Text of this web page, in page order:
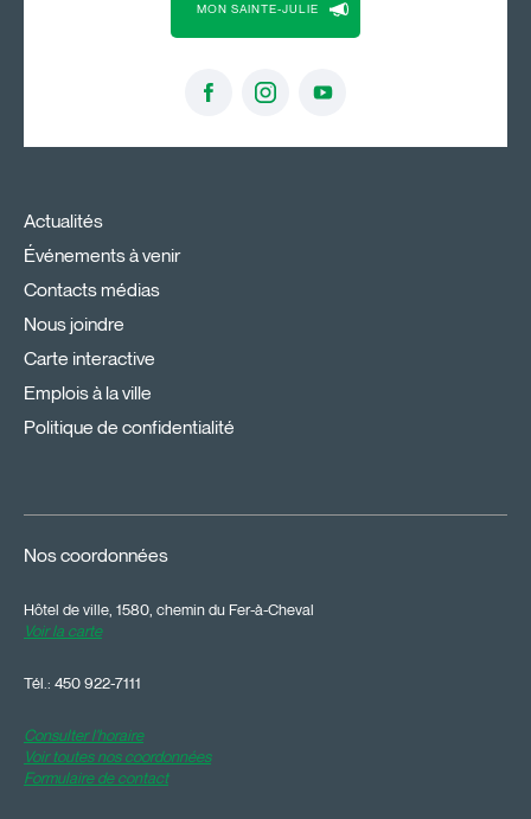
MON SAINTE-JULIE
Actualités
Événements à venir
Contacts médias
Nous joindre
Carte interactive
Emplois à la ville
Politique de confidentialité
Nos coordonnées
Hôtel de ville, 1580, chemin du Fer-à-Cheval
Voir la carte
Tél.: 450 922-7111
Consulter l'horaire
Voir toutes nos coordonnées
Formulaire de contact